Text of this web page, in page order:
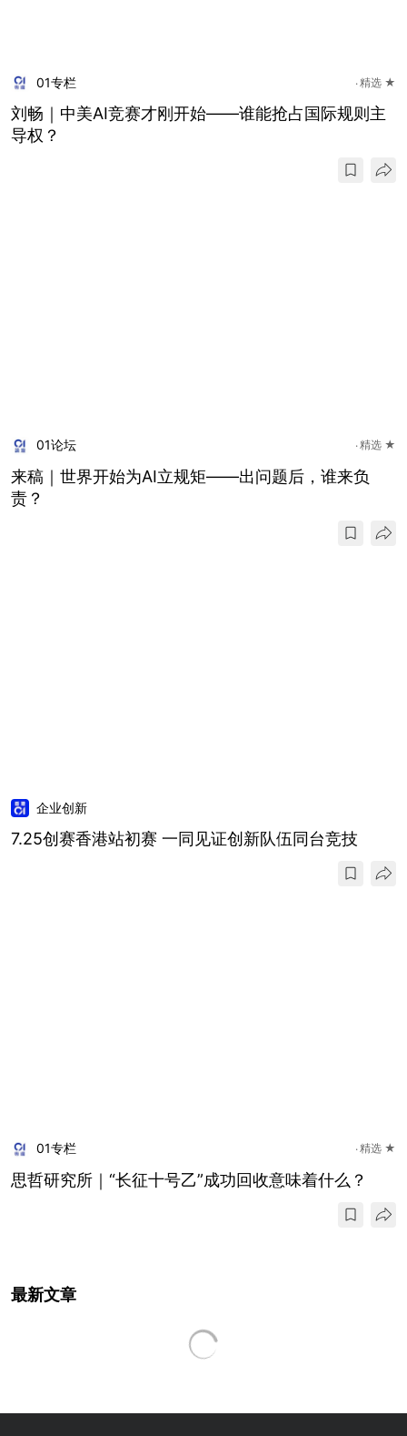
01专栏 精选 ★
刘畅｜中美AI竞赛才刚开始——谁能抢占国际规则主
导权？
01论坛 精选 ★
来稿｜世界开始为AI立规矩——出问题后，谁来负
责？
企业创新
7.25创赛香港站初赛 一同见证创新队伍同台竞技
01专栏 精选 ★
思哲研究所｜“长征十号乙”成功回收意味着什么？
最新文章